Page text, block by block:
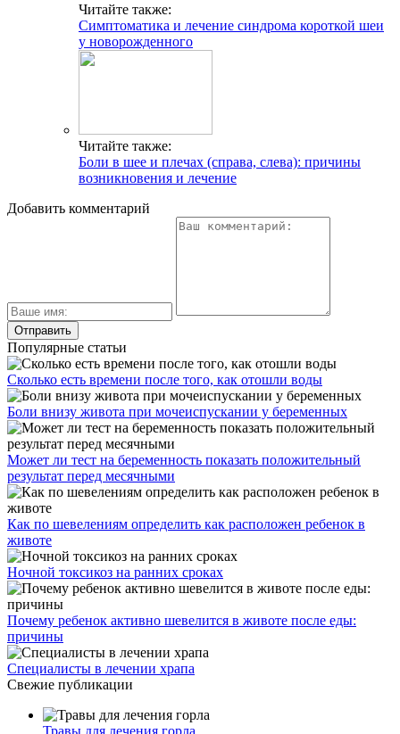
Читайте также:
Симптоматика и лечение синдрома короткой шеи
у новорожденного
Читайте также:
Боли в шее и плечах (справа, слева): причины
возникновения и лечение
Добавить комментарий
Популярные статьи
Сколько есть времени после того, как отошли воды
Боли внизу живота при мочеиспускании у беременных
Может ли тест на беременность показать положительный
результат перед месячными
Как по шевелениям определить как расположен ребенок в
животе
Ночной токсикоз на ранних сроках
Почему ребенок активно шевелится в животе после еды:
причины
Специалисты в лечении храпа
Свежие публикации
Травы для лечения горла